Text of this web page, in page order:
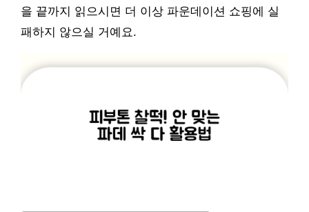
을 끝까지 읽으시면 더 이상 파운데이션 쇼핑에 실
패하지 않으실 거예요.